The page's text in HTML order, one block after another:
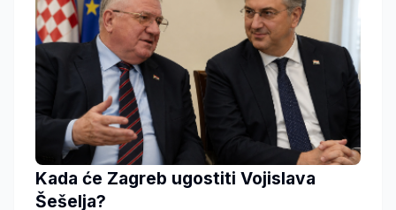
Kada će Zagreb ugostiti Vojislava
Šešelja?